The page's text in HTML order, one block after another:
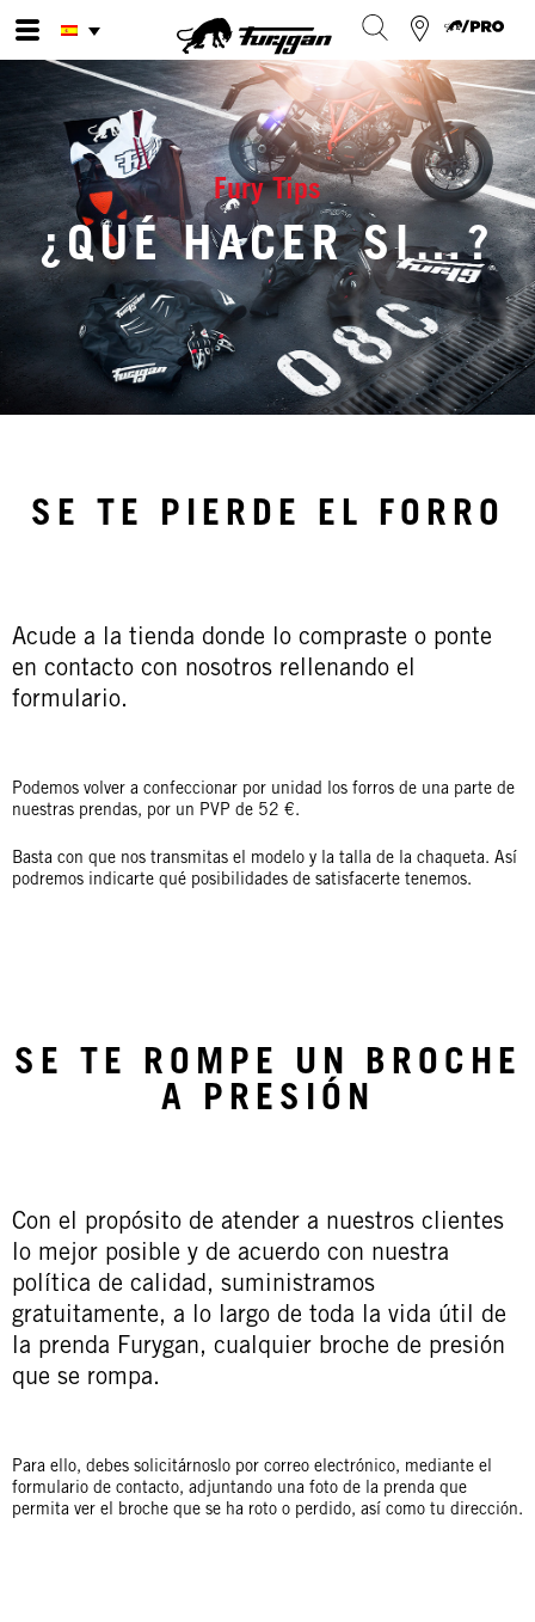
contenido
Fury Tips
¿QUÉ HACER SI…?
SE TE PIERDE EL FORRO
Acude a la tienda donde lo compraste o ponte
en contacto con nosotros rellenando el
formulario.
Podemos volver a confeccionar por unidad los forros de una parte de
nuestras prendas, por un PVP de 52 €.
Basta con que nos transmitas el modelo y la talla de la chaqueta. Así
podremos indicarte qué posibilidades de satisfacerte tenemos.
SE TE ROMPE UN BROCHE
A PRESIÓN
Con el propósito de atender a nuestros clientes
lo mejor posible y de acuerdo con nuestra
política de calidad, suministramos
gratuitamente, a lo largo de toda la vida útil de
la prenda Furygan, cualquier broche de presión
que se rompa.
Para ello, debes solicitárnoslo por correo electrónico, mediante el
formulario de contacto, adjuntando una foto de la prenda que
permita ver el broche que se ha roto o perdido, así como tu dirección.